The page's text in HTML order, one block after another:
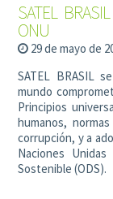
SATEL
ONU
29 de mayo de
SATEL BRASIL
mundo
Principios
humanos,
corrupción, y a
Naciones
Sostenible (ODS).